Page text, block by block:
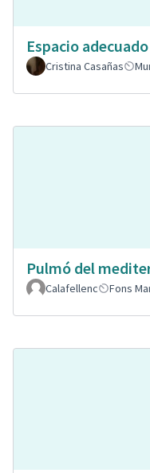
Espacio
Cristina Casañas
Pulmó del
Calafellenc
Fons